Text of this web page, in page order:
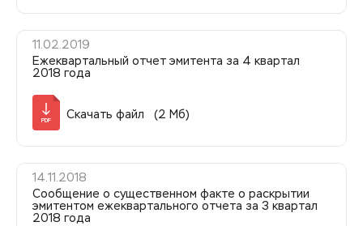
11.02.2019
Ежеквартальный отчет эмитента за 4 квартал
2018 года
PDF
Скачать файл (2 Мб)
14.11.2018
Сообщение о существенном факте о раскрытии
эмитентом ежеквартального отчета за 3 квартал
2018 года